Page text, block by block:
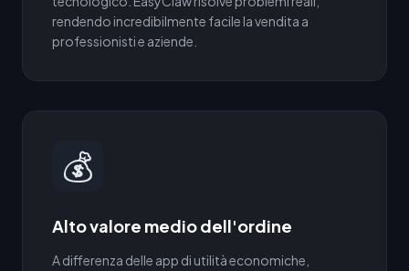
rendendo incredibilmente facile la vendita a
professionisti e aziende.
💰
Alto valore medio dell'ordine
A differenza delle app di utilità economiche,